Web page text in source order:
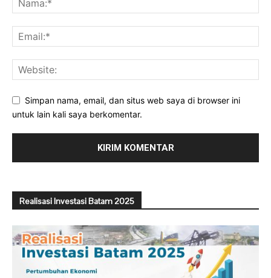
Simpan nama, email, dan situs web saya di browser ini
untuk lain kali saya berkomentar.
Realisasi Investasi Batam 2025